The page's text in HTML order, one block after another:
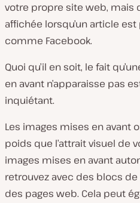
votre propre site web, mais
affichée lorsqu’un article
comme Facebook.
Quoi qu’il en soit, le fait
en avant n’apparaisse pas
inquiétant.
Les images mises en avant
poids que l’attrait visuel de
images mises en avant
retrouvez avec des blocs
des pages web. Cela peut